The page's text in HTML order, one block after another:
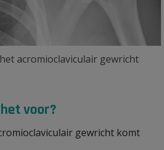
acromioclaviculair gewricht
voor?
gewricht komt